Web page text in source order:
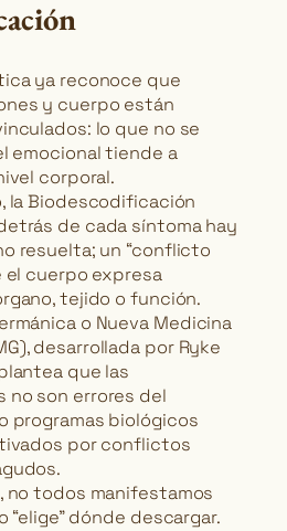
ya reconoce que
y cuerpo están
lo que no se
emocional tiende a
corporal.
la Biodescodificación
de cada síntoma hay
resuelta; un “conflicto
el cuerpo expresa
tejido o función.
o Nueva Medicina
desarrollada por Ryke
que las
no son errores del
programas biológicos
por conflictos
no todos manifestamos
“elige” dónde descargar.